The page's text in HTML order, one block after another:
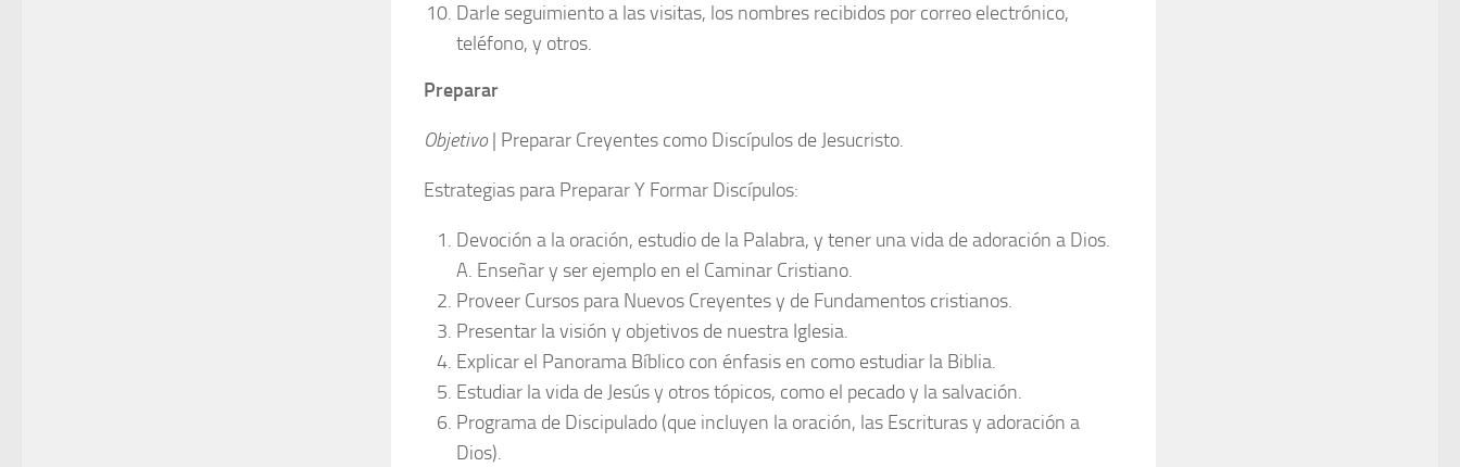
Darle seguimiento a las visitas, los nombres recibidos por correo electrónico,
teléfono, y otros.
Preparar
Objetivo| Preparar Creyentes como Discípulos de Jesucristo.
Estrategias para Preparar Y Formar Discípulos:
Devoción a la oración, estudio de la Palabra, y tener una vida de adoración a Dios.
A. Enseñar y ser ejemplo en el Caminar Cristiano.
Proveer Cursos para Nuevos Creyentes y de Fundamentos cristianos.
Presentar la visión y objetivos de nuestra Iglesia.
Explicar el Panorama Bíblico con énfasis en como estudiar la Biblia.
Estudiar la vida de Jesús y otros tópicos, como el pecado y la salvación.
Programa de Discipulado (que incluyen la oración, las Escrituras y adoración a
Dios).